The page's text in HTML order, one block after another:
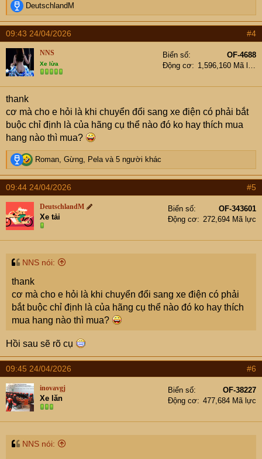
R
e
a
c
t
i
o
n
s
:
DeutschlandM
09:43 24/04/2026 #4
NNS
Xe lừa
Biển số
OF-4688
Động cơ
1,596,160 Mã lực
thank
cơ mà cho e hỏi là khi chuyển đổi sang xe điện có phải bắt
buộc chỉ định là của hãng cụ thể nào đó ko hay thích mua
hang nào thì mua?
R
e
a
c
s
Roman, Gừng, Pelavà 5 người khác
09:44 24/04/2026 #5
DeutschlandM
Xe tải
Biển số
OF-343601
Động cơ
272,694 Mã lực
NNS nói:
thank
cơ mà cho e hỏi là khi chuyển đổi sang xe điện có phải
bắt buộc chỉ định là của hãng cụ thể nào đó ko hay thích
mua hang nào thì mua?
Hồi sau sẽ rõ cụ
09:45 24/04/2026 #6
inovavgj
Xe lăn
Biển số
OF-38227
Động cơ
477,684 Mã lực
NNS nói: